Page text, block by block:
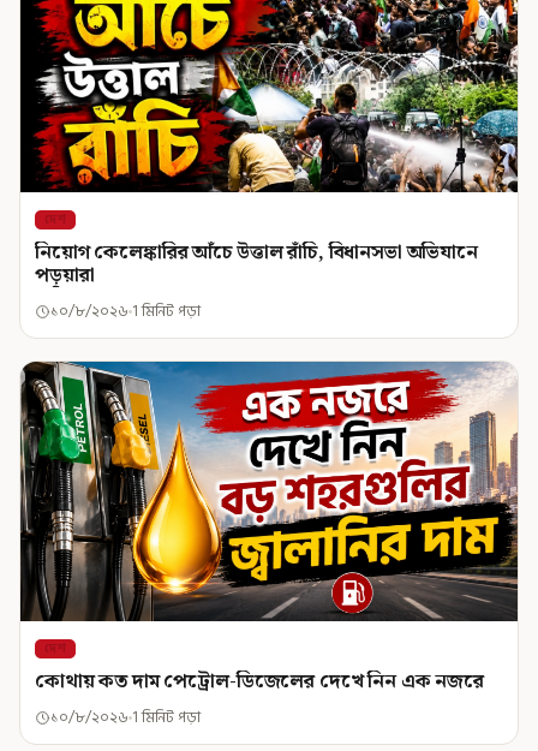
দেশ
নিয়োগ কেলেঙ্কারির আঁচে উত্তাল রাঁচি, বিধানসভা অভিযানে
পড়ুয়ারা
১০/৮/২০২৬ 1 মিনিট পড়া
দেশ
কোথায় কত দাম পেট্রোল-ডিজেলের দেখে নিন এক নজরে
১০/৮/২০২৬ 1 মিনিট পড়া